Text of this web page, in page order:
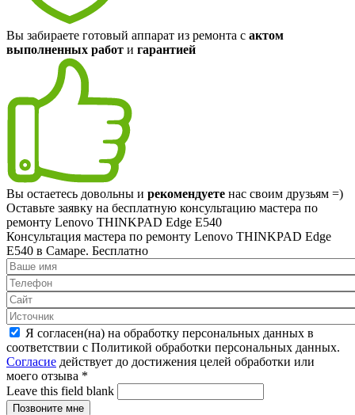
Вы забираете готовый аппарат из ремонта с актом
выполненных работ и гарантией
Вы остаетесь довольны и рекомендуете нас своим друзьям =)
Оставьте заявку на бесплатную консультацию мастера по
ремонту Lenovo THINKPAD Edge E540
Консультация мастера по ремонту Lenovo THINKPAD Edge
E540 в Самаре. Бесплатно
Я согласен(на) на обработку персональных данных в
соответствии с Политикой обработки персональных данных.
Согласие действует до достижения целей обработки или
моего отзыва *
Leave this field blank